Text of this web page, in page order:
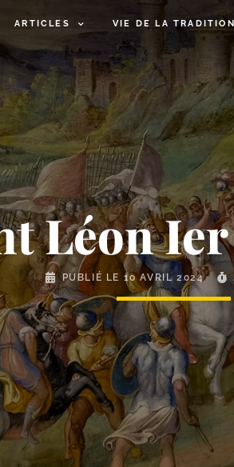
ARTICLES VIE DE LA
Léon
PUBLIÉ LE 10 AVRIL 2024